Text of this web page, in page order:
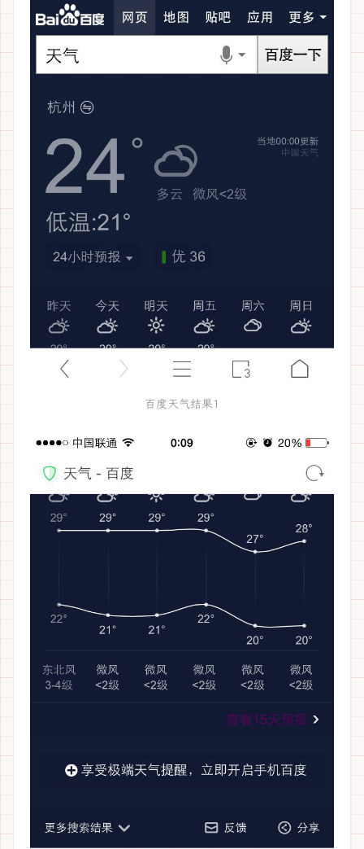
百度天气结果1